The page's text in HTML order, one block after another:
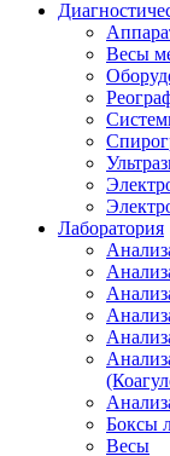
Весы
Лаборатория
Боксы
Весы